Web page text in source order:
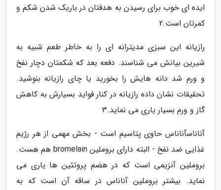
ایده ای خوب برای رسیدن به هدفتان در باریک شدن شکم و
کمرتان است.2
رازیانه این سبزی مدیترانه ای را به خاطر طعم شبیه به
شیرین بیانش می شناسند. دفعه بعد که شکمتان دچار نفخ
و ورم شد دانه هایش را بخورید یا چای رازیانه بنوشید.
تحقیقات نشان داده رازیانه در کنار فواید بسیارش به کاهش
گاز و ورم بسیار یاری می نماید.3
آناناسآناناس حاوی پتاسیم است - بخش مهمی از هر رژیم
غذایی ضد نفخ - البته دارای بروملین bromelain هم هست.
بروملین آنزیمی است که در هضم پروتئین ها یاری می
نماید. بیشتر بروملین آناناس در ساقه آن است که به